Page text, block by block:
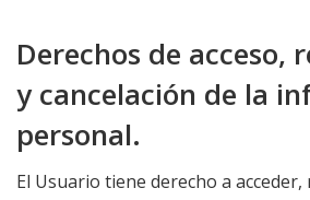
Derechos de acceso,
y cancelación de la
personal.
El Usuario tiene derecho a